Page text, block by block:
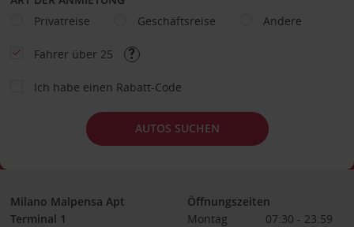
Privatreise
Geschäftsreise Andere
Fahrer über 25
Ich habe einen Rabatt-Code
AUTOS SUCHEN
Milano Malpensa Apt
Terminal 1
Öffnungszeiten
Montag
07:30 - 23:59